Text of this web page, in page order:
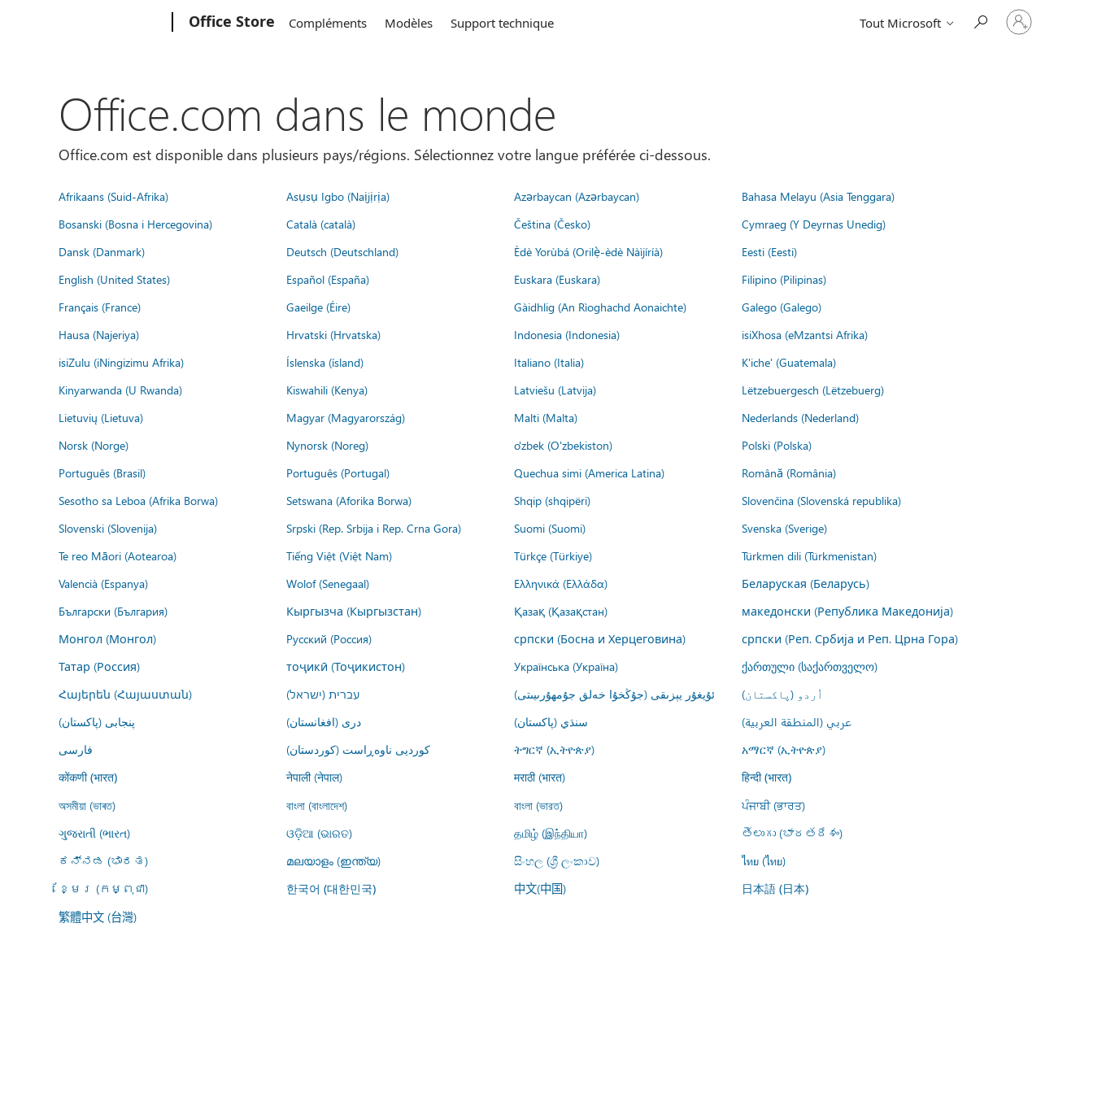
Office Store Compléments Modèles Support technique Tout Microsoft
Connectez-
vous
Office.com dans le monde
Office.com est disponible dans plusieurs pays/régions. Sélectionnez votre langue préférée ci-dessous.
Afrikaans (Suid-Afrika) Asụsụ Igbo (Naịjịrịa) Azərbaycan (Azərbaycan)
Bahasa Melayu (Asia Tenggara)
Bosanski (Bosna i Hercegovina)
Català (català) Čeština (Česko)
Cymraeg (Y Deyrnas Unedig)
Dansk (Danmark)
Deutsch (Deutschland) Èdè Yorùbá (Orilẹ̀-èdè Nàìjíríà)
Eesti (Eesti)
English (United States)
Español (España) Euskara (Euskara)
Filipino (Pilipinas)
Français (France)
Gaeilge (Éire) Gàidhlig (An Rìoghachd Aonaichte)
Galego (Galego)
Hausa (Najeriya)
Hrvatski (Hrvatska) Indonesia (Indonesia)
isiXhosa (eMzantsi Afrika)
isiZulu (iNingizimu Afrika)
Íslenska (ísland) Italiano (Italia)
K'iche' (Guatemala)
Kinyarwanda (U Rwanda)
Kiswahili (Kenya) Latviešu (Latvija)
Lëtzebuergesch (Lëtzebuerg)
Lietuvių (Lietuva)
Magyar (Magyarország) Malti (Malta)
Nederlands (Nederland)
Norsk (Norge)
Nynorsk (Noreg) o'zbek (O'zbekiston)
Polski (Polska)
Português (Brasil)
Português (Portugal) Quechua simi (America Latina)
Română (România)
Sesotho sa Leboa (Afrika Borwa)
Setswana (Aforika Borwa) Shqip (shqipëri)
Slovenčina (Slovenská republika)
Slovenski (Slovenija)
Srpski (Rep. Srbija i Rep. Crna Gora) Suomi (Suomi)
Svenska (Sverige)
Te reo Māori (Aotearoa)
Tiếng Việt (Việt Nam) Türkçe (Türkiye)
Türkmen dili (Türkmenistan)
Valencià (Espanya)
Wolof (Senegaal) Ελληνικά (Ελλάδα)
Беларуская (Беларусь)
Български (България)
Кыргызча (Кыргызстан) Қазақ (Қазақстан)
македонски (Република Македонија)
Монгол (Монгол)
Русский (Россия) српски (Босна и Херцеговина)
српски (Реп. Србија и Реп. Црна Гора)
Татар (Россия)
тоҷикӣ (Тоҷикистон) Українська (Україна)
ქართული (საქართველო)
Հայերեն (Հայաստան)
עברית (ישראל) ئۇيغۇر يېزىقى (جۇڭخۇا خەلق جۇمھۇرىيىتى)
اُردو (پاکستان)
پنجابی (پاکستان)
درى (افغانستان) سنڌي (پاکستان)
عربي (المنطقة العربية)
فارسى
کوردیی ناوەڕاست (کوردستان) ትግርኛ (ኢትዮጵያ) አማርኛ (ኢትዮጵያ)
कोंकणी (भारत) नेपाली (नेपाल) मराठी (भारत) हिन्दी (भारत)
অসমীয়া (ভাৰত) বাংলা (বাংলাদেশ) বাংলা (ভারত)
ਪੰਜਾਬੀ (ਭਾਰਤ)
ગુજરાતી (ભારત)
ଓଡ଼ିଆ (ଭାରତ) தமிழ் (இந்தியா)
తెలుగు (భారతదేశం)
ಕನ್ನಡ (ಭಾರತ)
മലയാളം (ഇന്ത്യ) සිංහල (ශ්‍රී ලංකාව)
ไทย (ไทย)
ខ្មែរ (កម្ពុជា)
한국어 (대한민국) 中文(中国) 日本語 (日本)
繁體中文 (台灣)